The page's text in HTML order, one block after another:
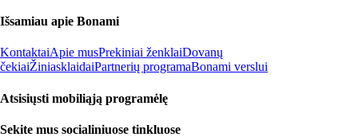
Išsamiau apie Bonami
KontaktaiApie musPrekiniai ženklaiDovanų
čekiaiŽiniasklaidaiPartnerių programaBonami verslui
Atsisiųsti mobiliąją programėlę
Sekite mus socialiniuose tinkluose